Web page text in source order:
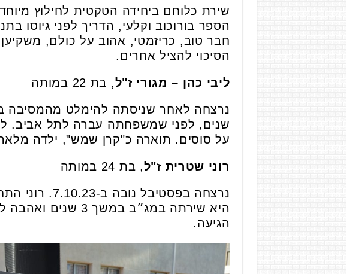
הספר בורוכוב וקלעי, הדריך לפני גיוסו
חבר טוב, כריזמטי, אהוב על כולם,
הסיכוי להציל אחרים.
ליבי כהן – מגורי ז"ל, בת 22 במותה
שנים, לפני שמשפחתה עברה לתל אביב.
על סוסים. תוארה כ"קרן שמש", ילדה
רוני שטרית ז"ל, בת 24 במותה
נרצחה
היא שירתה במג״ב
הגיעה.